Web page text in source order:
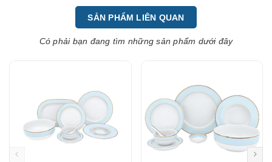
SẢN PHẨM LIÊN QUAN
Có phải bạn đang tìm những sản phẩm dưới đây